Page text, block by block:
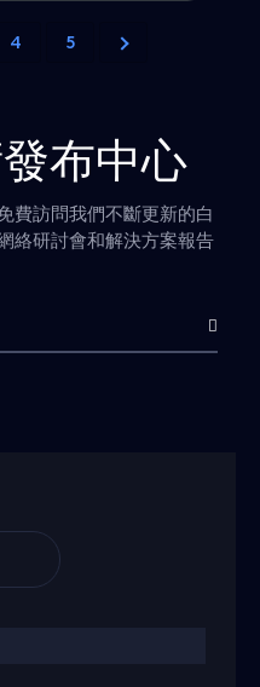
4 5
布中心
費訪問我們不斷更新的白
絡研討會和解決方案報告
Subscribe